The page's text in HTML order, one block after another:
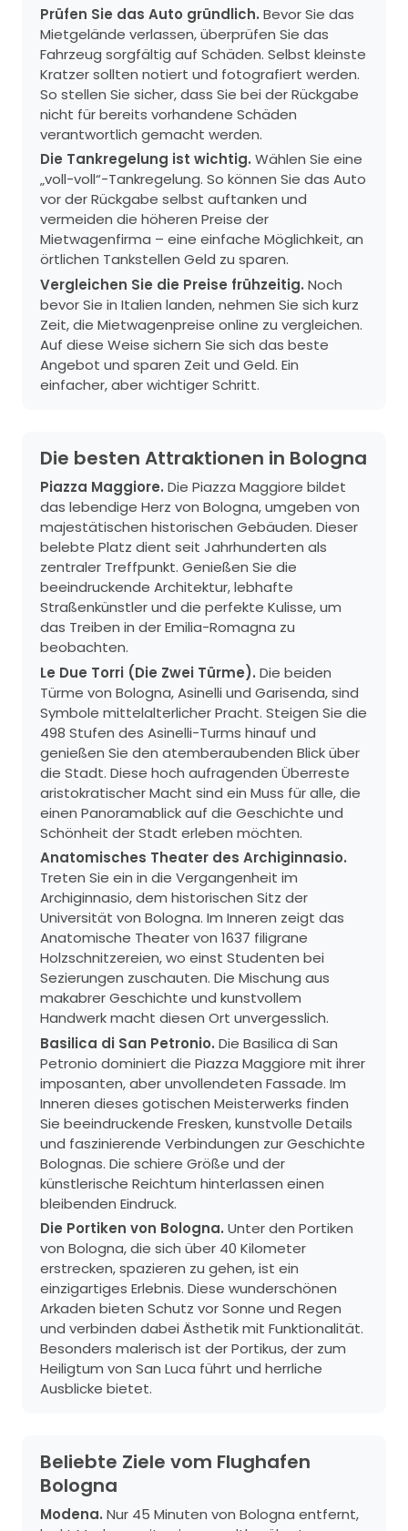
Prüfen Sie das Auto gründlich. Bevor Sie das
Mietgelände verlassen, überprüfen Sie das
Fahrzeug sorgfältig auf Schäden. Selbst kleinste
Kratzer sollten notiert und fotografiert werden.
So stellen Sie sicher, dass Sie bei der Rückgabe
nicht für bereits vorhandene Schäden
verantwortlich gemacht werden.
Die Tankregelung ist wichtig. Wählen Sie eine
„voll-voll“-Tankregelung. So können Sie das Auto
vor der Rückgabe selbst auftanken und
vermeiden die höheren Preise der
Mietwagenfirma – eine einfache Möglichkeit, an
örtlichen Tankstellen Geld zu sparen.
Vergleichen Sie die Preise frühzeitig. Noch
bevor Sie in Italien landen, nehmen Sie sich kurz
Zeit, die Mietwagenpreise online zu vergleichen.
Auf diese Weise sichern Sie sich das beste
Angebot und sparen Zeit und Geld. Ein
einfacher, aber wichtiger Schritt.
Die besten Attraktionen in Bologna
Piazza Maggiore. Die Piazza Maggiore bildet
das lebendige Herz von Bologna, umgeben von
majestätischen historischen Gebäuden. Dieser
belebte Platz dient seit Jahrhunderten als
zentraler Treffpunkt. Genießen Sie die
beeindruckende Architektur, lebhafte
Straßenkünstler und die perfekte Kulisse, um
das Treiben in der Emilia-Romagna zu
beobachten.
Le Due Torri (Die Zwei Türme). Die beiden
Türme von Bologna, Asinelli und Garisenda, sind
Symbole mittelalterlicher Pracht. Steigen Sie die
498 Stufen des Asinelli-Turms hinauf und
genießen Sie den atemberaubenden Blick über
die Stadt. Diese hoch aufragenden Überreste
aristokratischer Macht sind ein Muss für alle, die
einen Panoramablick auf die Geschichte und
Schönheit der Stadt erleben möchten.
Anatomisches Theater des Archiginnasio.
Treten Sie ein in die Vergangenheit im
Archiginnasio, dem historischen Sitz der
Universität von Bologna. Im Inneren zeigt das
Anatomische Theater von 1637 filigrane
Holzschnitzereien, wo einst Studenten bei
Sezierungen zuschauten. Die Mischung aus
makabrer Geschichte und kunstvollem
Handwerk macht diesen Ort unvergesslich.
Basilica di San Petronio. Die Basilica di San
Petronio dominiert die Piazza Maggiore mit ihrer
imposanten, aber unvollendeten Fassade. Im
Inneren dieses gotischen Meisterwerks finden
Sie beeindruckende Fresken, kunstvolle Details
und faszinierende Verbindungen zur Geschichte
Bolognas. Die schiere Größe und der
künstlerische Reichtum hinterlassen einen
bleibenden Eindruck.
Die Portiken von Bologna. Unter den Portiken
von Bologna, die sich über 40 Kilometer
erstrecken, spazieren zu gehen, ist ein
einzigartiges Erlebnis. Diese wunderschönen
Arkaden bieten Schutz vor Sonne und Regen
und verbinden dabei Ästhetik mit Funktionalität.
Besonders malerisch ist der Portikus, der zum
Heiligtum von San Luca führt und herrliche
Ausblicke bietet.
Beliebte Ziele vom Flughafen
Bologna
Modena. Nur 45 Minuten von Bologna entfernt,